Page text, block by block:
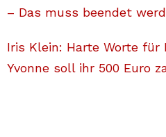
– Das muss beendet
Iris Klein: Harte Worte für
Yvonne soll ihr 500 Euro